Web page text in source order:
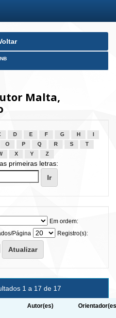
Malta,
D E F G H
O P Q R S
T
X Y Z
primeiras letras:
Em ordem:
Página
Registro(s):
1 a 17 de 17
Autor(es)